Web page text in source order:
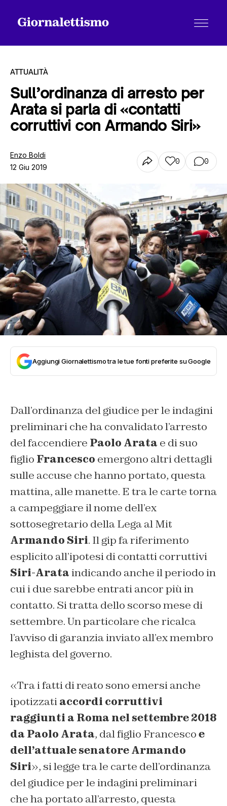
Tutti gli articoli
Chi siamo
Contatti
ATTUALITÀ
Sull’ordinanza di arresto per
Arata si parla di «contatti
corruttivi con Armando Siri»
Enzo Boldi
12 Giu 2019
0 0
Aggiungi Giornalettismo tra le tue fonti preferite su Google
Dall’ordinanza del giudice per le indagini
preliminari che ha convalidato l’arresto
del faccendiere Paolo Arata e di suo
figlio Francesco emergono altri dettagli
sulle accuse che hanno portato, questa
mattina, alle manette. E tra le carte torna
a campeggiare il nome dell’ex
sottosegretario della Lega al Mit
Armando Siri. Il gip fa riferimento
esplicito all’ipotesi di contatti corruttivi
Siri-Arataindicando anche il periodo in
cui i due sarebbe entrati ancor più in
contatto. Si tratta dello scorso mese di
settembre. Un particolare che ricalca
l’avviso di garanzia inviato all’ex membro
leghista del governo.
«Tra i fatti di reato sono emersi anche
ipotizzatiaccordi corruttivi
raggiunti a Roma nel settembre 2018
da Paolo Arata, dal figlio Francescoe
dell’attuale senatore Armando
Siri», si legge tra le carte dell’ordinanza
del giudice per le indagini preliminari
che ha portato all’arresto, questa